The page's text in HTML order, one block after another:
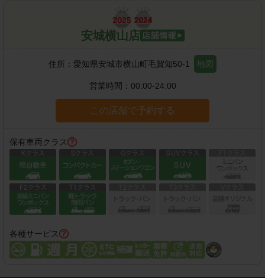
安城横山店
住所： 愛知県安城市横山町毛賀知50-1 地図
営業時間： 00:00-24:00
この店舗で予約する
保有車両クラス
各種サービス